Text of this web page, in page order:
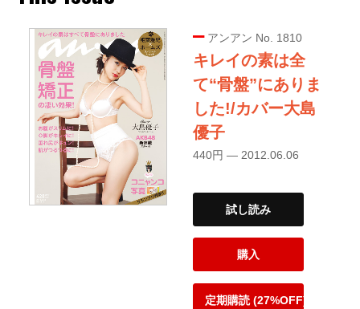
アンアン No. 1810
キレイの素は全
て“骨盤”にありま
した!/カバー大島
優子
440円 — 2012.06.06
試し読み
購入
定期購読 (27%OFF)